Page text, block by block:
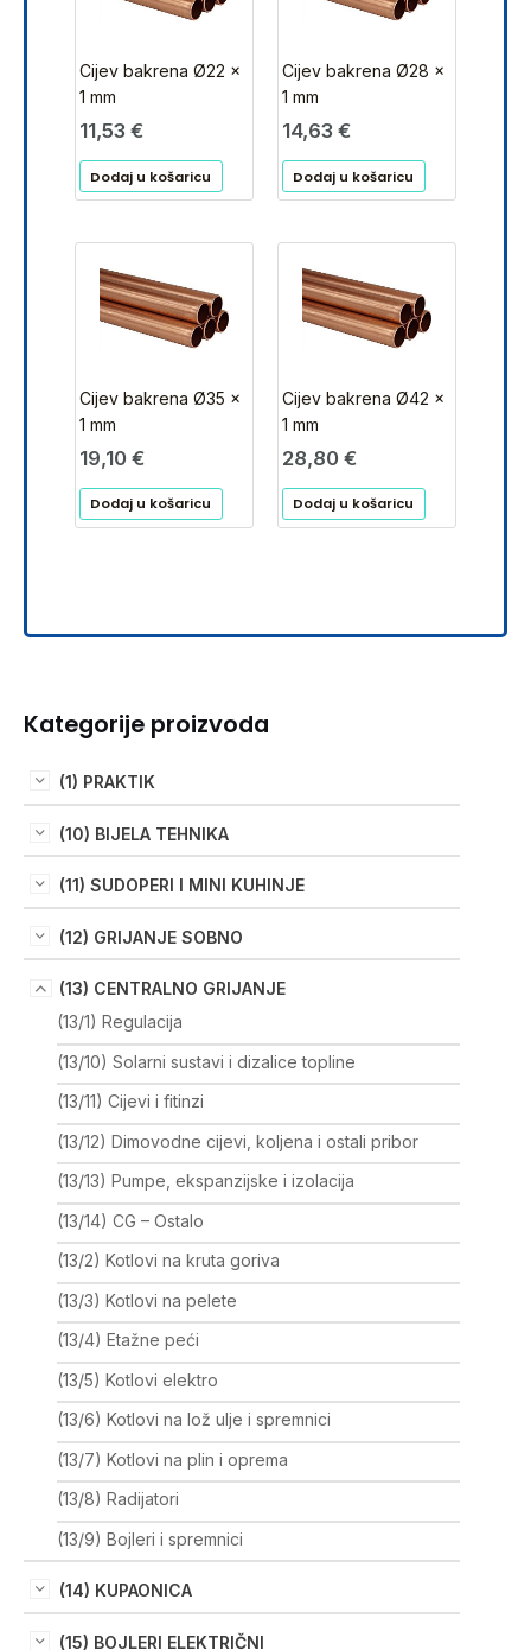
Kategorije proizvoda
(1) PRAKTIK
(10) BIJELA TEHNIKA
(11) SUDOPERI I MINI KUHINJE
(12) GRIJANJE SOBNO
(13) CENTRALNO GRIJANJE
(13/1) Regulacija
(13/10) Solarni sustavi i dizalice topline
(13/11) Cijevi i fitinzi
(13/12) Dimovodne cijevi, koljena i ostali pribor
(13/13) Pumpe, ekspanzijske i izolacija
(13/14) CG – Ostalo
(13/2) Kotlovi na kruta goriva
(13/3) Kotlovi na pelete
(13/4) Etažne peći
(13/5) Kotlovi elektro
(13/6) Kotlovi na lož ulje i spremnici
(13/7) Kotlovi na plin i oprema
(13/8) Radijatori
(13/9) Bojleri i spremnici
(14) KUPAONICA
(15) BOJLERI ELEKTRIČNI
Cijev bakrena Ø22 x
1 mm
11,53 €
Dodaj u košaricu
Cijev bakrena Ø28 x
1 mm
14,63 €
Dodaj u košaricu
Cijev bakrena Ø35 x
1 mm
19,10 €
Dodaj u košaricu
Cijev bakrena Ø42 x
1 mm
28,80 €
Dodaj u košaricu